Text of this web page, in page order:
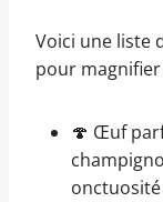
Voici une liste
pour
🍄 Œuf